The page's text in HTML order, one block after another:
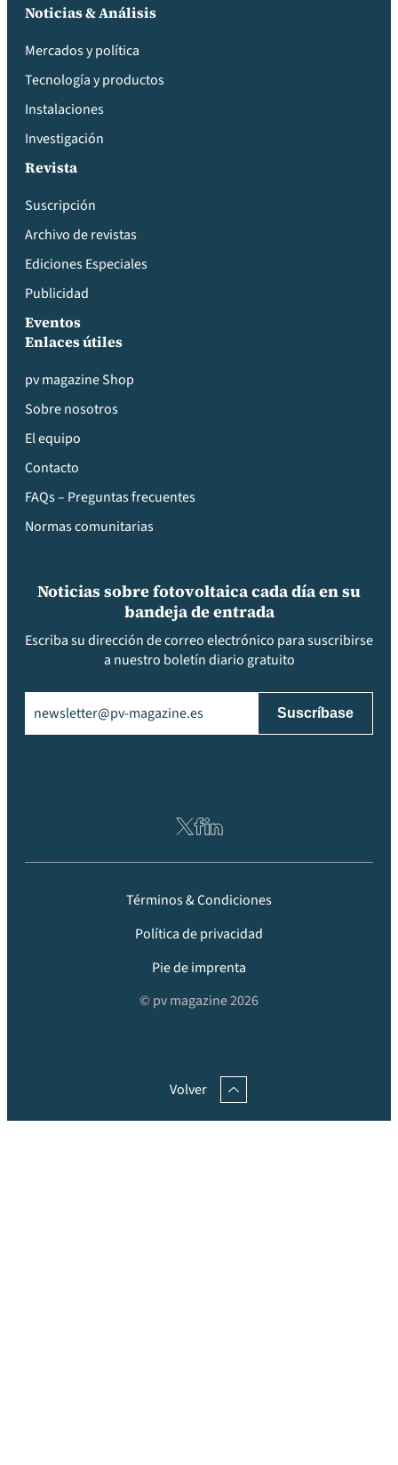
Noticias & Análisis
Mercados y política
Tecnología y productos
Instalaciones
Investigación
Revista
Suscripción
Archivo de revistas
Ediciones Especiales
Publicidad
Eventos
Enlaces útiles
pv magazine Shop
Sobre nosotros
El equipo
Contacto
FAQs – Preguntas frecuentes
Normas comunitarias
Noticias sobre fotovoltaica cada día en su
bandeja de entrada
Escriba su dirección de correo electrónico para suscribirse
a nuestro boletín diario gratuito
Términos & Condiciones
Política de privacidad
Pie de imprenta
© pv magazine 2026
Volver